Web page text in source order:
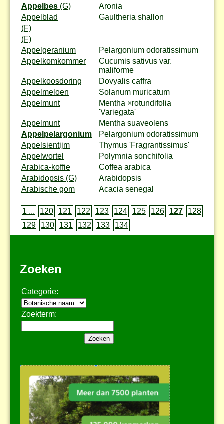
Appelbes (G)
Aronia
Appelblad
Gaultheria shallon
(F)
(F)
Appelgeranium
Pelargonium odoratissimum
Appelkomkommer
Cucumis sativus var.
maliforme
Appelkoosdoring
Dovyalis caffra
Appelmeloen
Solanum muricatum
Appelmunt
Mentha ×rotundifolia
'Variegata'
Appelmunt
Mentha suaveolens
Appelpelargonium
Pelargonium odoratissimum
Appelsientijm
Thymus 'Fragrantissimus'
Appelwortel
Polymnia sonchifolia
Arabica-koffie
Coffea arabica
Arabidopsis (G)
Arabidopsis
Arabische gom
Acacia senegal
1 ... 120 121 122 123 124 125 126 127
128
129
130 131 132 133 134
Zoeken
Categorie:
Zoekterm: